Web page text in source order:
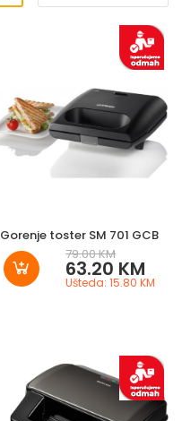
Gorenje toster SM 701 GCB
79.00 KM
63.20 KM
Ušteda: 15.80 KM